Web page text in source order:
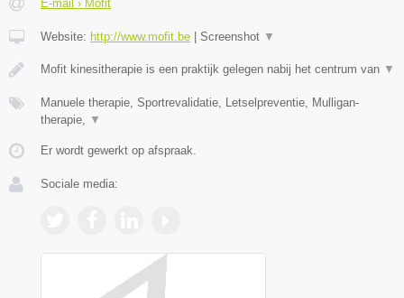
E-mail › Mofit
Website: http://www.mofit.be | Screenshot ▼
Mofit kinesitherapie is een praktijk gelegen nabij het centrum van ▼
Manuele therapie, Sportrevalidatie, Letselpreventie, Mulligan-
therapie,
▼
Er wordt gewerkt op afspraak.
Sociale media: